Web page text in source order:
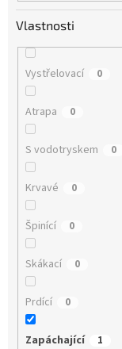
Vlastnosti
Vystřelovací 0
Atrapa 0
S vodotryskem 0
Krvavé 0
Špinící 0
Skákací 0
Prdící 0
Zapáchající 1